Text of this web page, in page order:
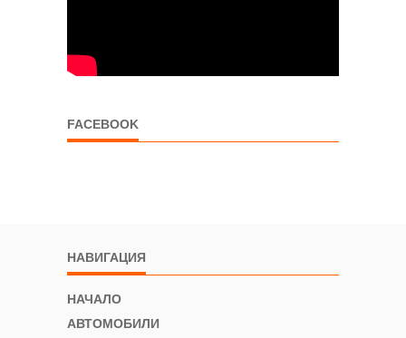
FACEBOOK
НАВИГАЦИЯ
НАЧАЛО
АВТОМОБИЛИ